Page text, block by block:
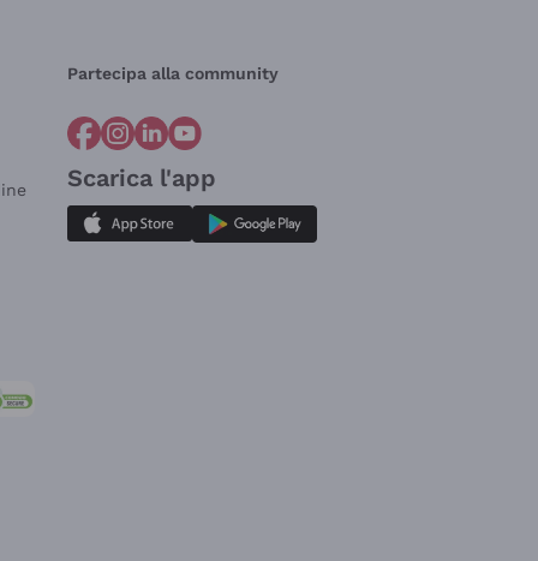
Partecipa alla community
Scarica l'app